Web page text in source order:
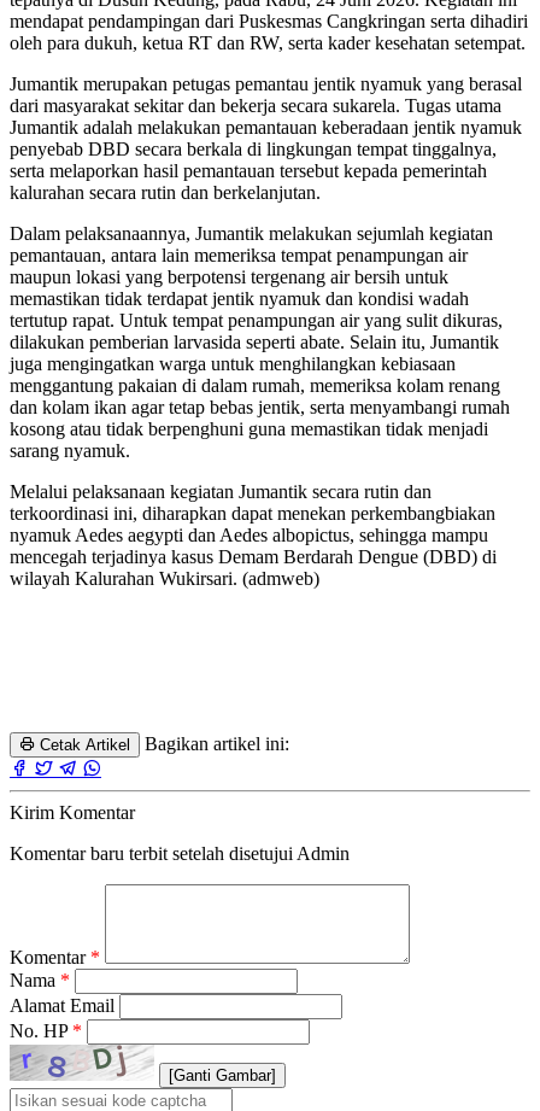
mendapat pendampingan dari Puskesmas Cangkringan serta dihadiri
oleh para dukuh, ketua RT dan RW, serta kader kesehatan setempat.
Jumantik merupakan petugas pemantau jentik nyamuk yang berasal
dari masyarakat sekitar dan bekerja secara sukarela. Tugas utama
Jumantik adalah melakukan pemantauan keberadaan jentik nyamuk
penyebab DBD secara berkala di lingkungan tempat tinggalnya,
serta melaporkan hasil pemantauan tersebut kepada pemerintah
kalurahan secara rutin dan berkelanjutan.
Dalam pelaksanaannya, Jumantik melakukan sejumlah kegiatan
pemantauan, antara lain memeriksa tempat penampungan air
maupun lokasi yang berpotensi tergenang air bersih untuk
memastikan tidak terdapat jentik nyamuk dan kondisi wadah
tertutup rapat. Untuk tempat penampungan air yang sulit dikuras,
dilakukan pemberian larvasida seperti abate. Selain itu, Jumantik
juga mengingatkan warga untuk menghilangkan kebiasaan
menggantung pakaian di dalam rumah, memeriksa kolam renang
dan kolam ikan agar tetap bebas jentik, serta menyambangi rumah
kosong atau tidak berpenghuni guna memastikan tidak menjadi
sarang nyamuk.
Melalui pelaksanaan kegiatan Jumantik secara rutin dan
terkoordinasi ini, diharapkan dapat menekan perkembangbiakan
nyamuk Aedes aegypti dan Aedes albopictus, sehingga mampu
mencegah terjadinya kasus Demam Berdarah Dengue (DBD) di
wilayah Kalurahan Wukirsari. (admweb)
Cetak Artikel Bagikan artikel ini:
Kirim Komentar
Komentar baru terbit setelah disetujui Admin
Komentar *
Nama *
Alamat Email
No. HP *
[Ganti Gambar]